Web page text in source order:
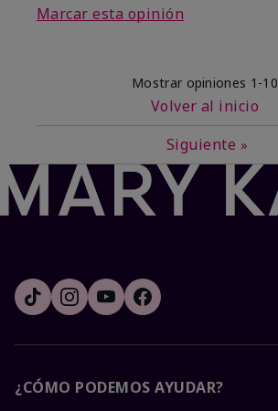
Marcar esta opinión
Mostrar opiniones 1-10
Volver al inicio
Siguiente »
¿CÓMO PODEMOS AYUDAR?